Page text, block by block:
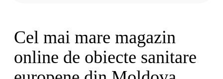
Cel mai mare magazin
online de obiecte sanitare